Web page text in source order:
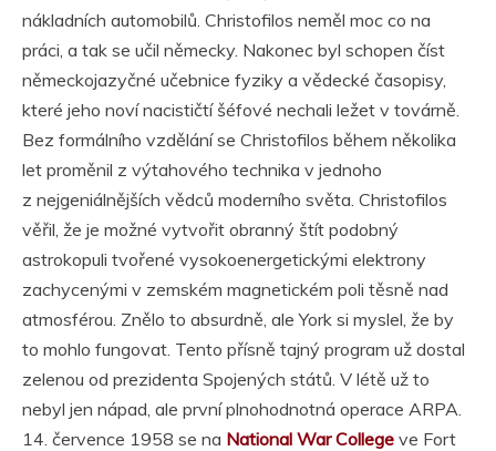
nákladních automobilů. Christofilos neměl moc co na
práci, a tak se učil německy. Nakonec byl schopen číst
německojazyčné učebnice fyziky a vědecké časopisy,
které jeho noví nacističtí šéfové nechali ležet v továrně.
Bez formálního vzdělání se Christofilos během několika
let proměnil z výtahového technika v jednoho
z nejgeniálnějších vědců moderního světa. Christofilos
věřil, že je možné vytvořit obranný štít podobný
astrokopuli tvořené vysokoenergetickými elektrony
zachycenými v zemském magnetickém poli těsně nad
atmosférou. Znělo to absurdně, ale York si myslel, že by
to mohlo fungovat. Tento přísně tajný program už dostal
zelenou od prezidenta Spojených států. V létě už to
nebyl jen nápad, ale první plnohodnotná operace ARPA.
14. července 1958 se na National War College ve Fort